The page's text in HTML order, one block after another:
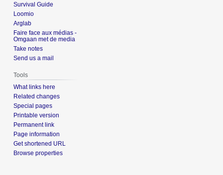
Survival Guide
Loomio
Arglab
Faire face aux médias -
Omgaan met de media
Take notes
Send us a mail
Tools
What links here
Related changes
Special pages
Printable version
Permanent link
Page information
Get shortened URL
Browse properties